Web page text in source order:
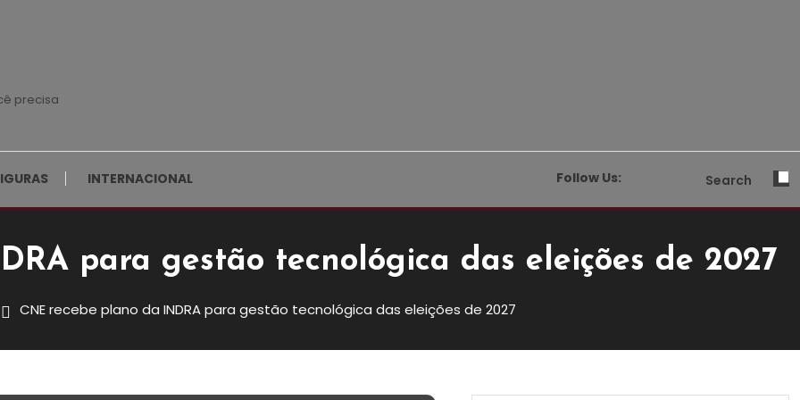
precisa
INTERNACIONAL Follow Us: Search
para gestão tecnológica das eleições de 2027
CNE recebe plano da INDRA para gestão tecnológica das eleições de 2027